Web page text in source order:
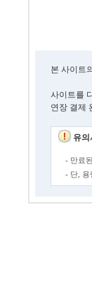
본 사이트의
사이트를
연장 결제
유의
- 만료
- 단, 용